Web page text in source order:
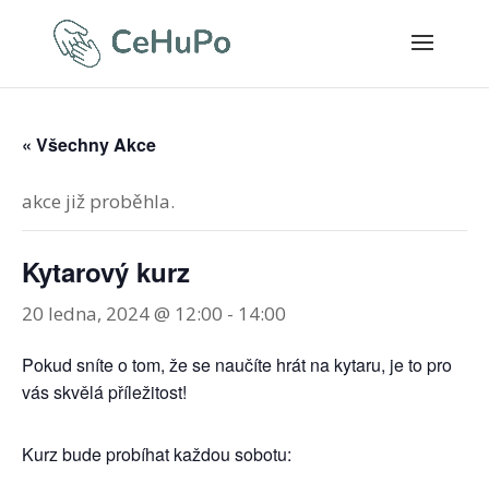
« Všechny Akce
akce již proběhla.
Kytarový kurz
20 ledna, 2024 @ 12:00 - 14:00
Pokud sníte o tom, že se naučíte hrát na kytaru, je to pro
vás skvělá příležitost!
Kurz bude probíhat každou sobotu: